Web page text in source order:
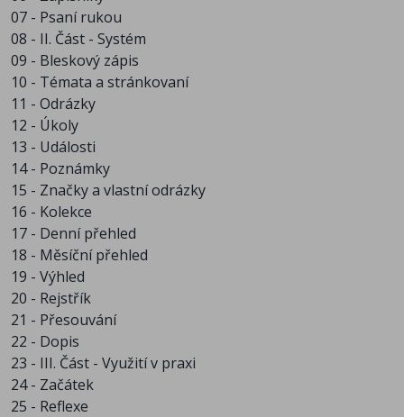
07 - Psaní rukou
08 - II. Část - Systém
09 - Bleskový zápis
10 - Témata a stránkovaní
11 - Odrázky
12 - Úkoly
13 - Události
14 - Poznámky
15 - Značky a vlastní odrázky
16 - Kolekce
17 - Denní přehled
18 - Měsíční přehled
19 - Výhled
20 - Rejstřík
21 - Přesouvání
22 - Dopis
23 - III. Část - Využití v praxi
24 - Začátek
25 - Reflexe